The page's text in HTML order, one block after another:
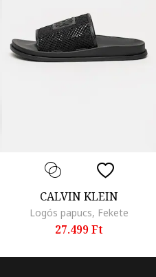
CALVIN KLEIN
Logós papucs, Fekete
27.499 Ft